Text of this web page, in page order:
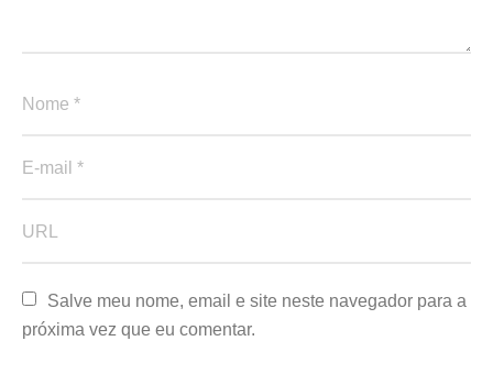
Salve meu nome, email e site neste navegador para a
próxima vez que eu comentar.